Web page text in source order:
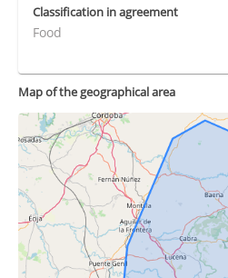
Classification in agreement
Food
Map of the geographical area